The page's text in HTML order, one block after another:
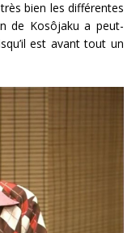
bien les différentes
de Kosôjaku a peut-
est avant tout un